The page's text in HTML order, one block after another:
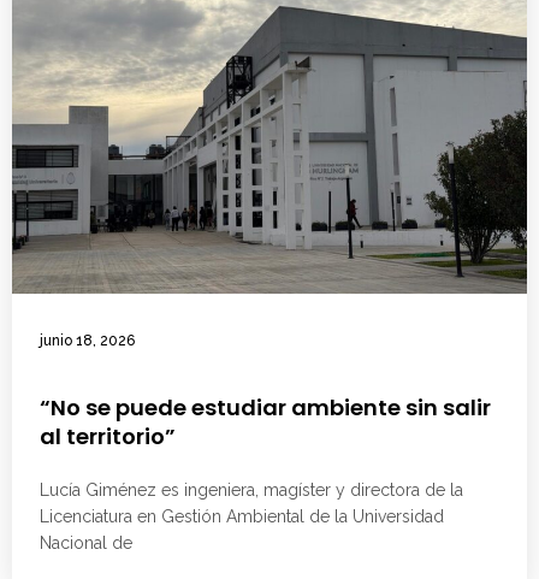
junio 18, 2026
“No se puede estudiar ambiente sin salir
al territorio”
Lucía Giménez es ingeniera, magíster y directora de la
Licenciatura en Gestión Ambiental de la Universidad
Nacional de